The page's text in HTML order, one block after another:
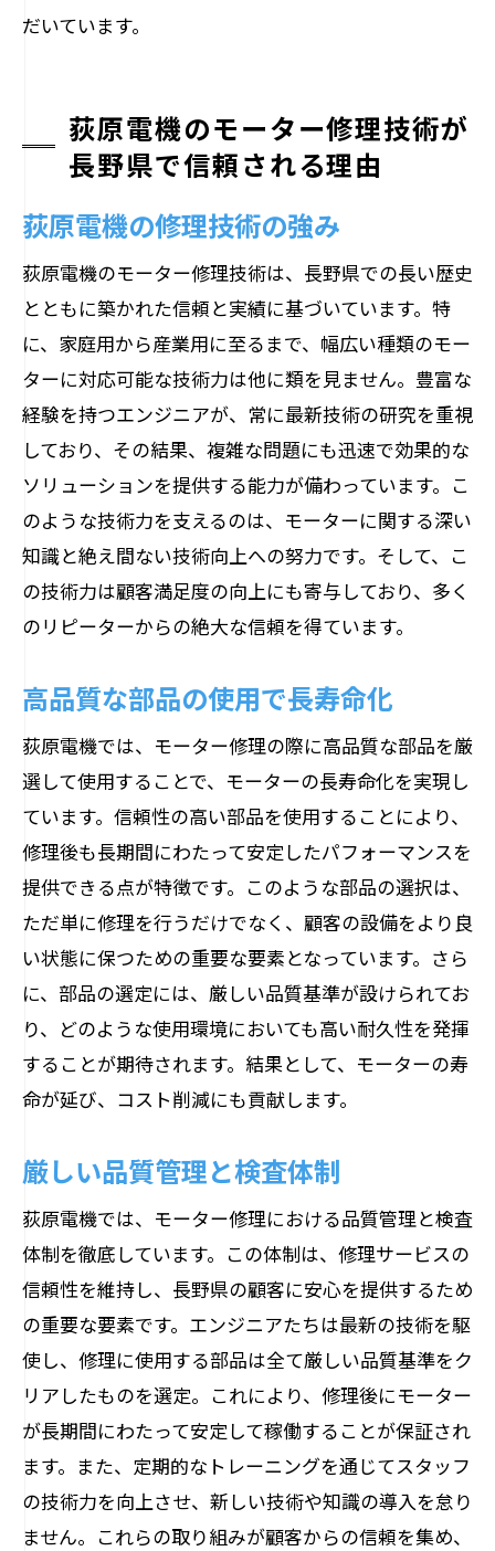
だいています。
荻原電機のモーター修理技術が
長野県で信頼される理由
荻原電機の修理技術の強み
荻原電機のモーター修理技術は、長野県での長い歴史
とともに築かれた信頼と実績に基づいています。特
に、家庭用から産業用に至るまで、幅広い種類のモー
ターに対応可能な技術力は他に類を見ません。豊富な
経験を持つエンジニアが、常に最新技術の研究を重視
しており、その結果、複雑な問題にも迅速で効果的な
ソリューションを提供する能力が備わっています。こ
のような技術力を支えるのは、モーターに関する深い
知識と絶え間ない技術向上への努力です。そして、こ
の技術力は顧客満足度の向上にも寄与しており、多く
のリピーターからの絶大な信頼を得ています。
高品質な部品の使用で長寿命化
荻原電機では、モーター修理の際に高品質な部品を厳
選して使用することで、モーターの長寿命化を実現し
ています。信頼性の高い部品を使用することにより、
修理後も長期間にわたって安定したパフォーマンスを
提供できる点が特徴です。このような部品の選択は、
ただ単に修理を行うだけでなく、顧客の設備をより良
い状態に保つための重要な要素となっています。さら
に、部品の選定には、厳しい品質基準が設けられてお
り、どのような使用環境においても高い耐久性を発揮
することが期待されます。結果として、モーターの寿
命が延び、コスト削減にも貢献します。
厳しい品質管理と検査体制
荻原電機では、モーター修理における品質管理と検査
体制を徹底しています。この体制は、修理サービスの
信頼性を維持し、長野県の顧客に安心を提供するため
の重要な要素です。エンジニアたちは最新の技術を駆
使し、修理に使用する部品は全て厳しい品質基準をク
リアしたものを選定。これにより、修理後にモーター
が長期間にわたって安定して稼働することが保証され
ます。また、定期的なトレーニングを通じてスタッフ
の技術力を向上させ、新しい技術や知識の導入を怠り
ません。これらの取り組みが顧客からの信頼を集め、